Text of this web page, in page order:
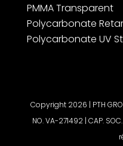
PMMA Transparent
Polycarbonate
Polycarbonate UV
Copyright 2026 | PTH
NO. VA-271492 | CAP.